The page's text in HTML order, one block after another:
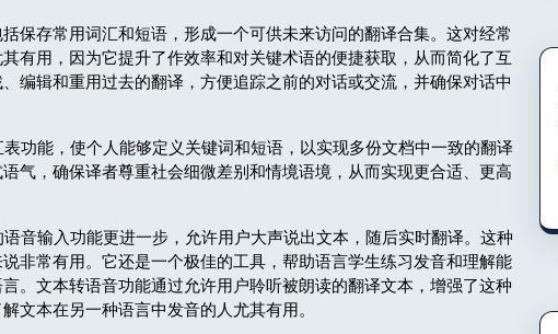
保存常用词汇和短语，形成一个可供未来访问的翻译合集。这对经常
有用，因为它提升了作效率和对关键术语的便捷获取，从而简化了互
编辑和重用过去的翻译，方便追踪之前的对话或交流，并确保对话中
功能，使个人能够定义关键词和短语，以实现多份文档中一致的翻译
气，确保译者尊重社会细微差别和情境语境，从而实现更合适、更高
语音输入功能更进一步，允许用户大声说出文本，随后实时翻译。这种
非常有用。它还是一个极佳的工具，帮助语言学生练习发音和理解能
。文本转语音功能通过允许用户聆听被朗读的翻译文本，增强了这种
文本在另一种语言中发音的人尤其有用。